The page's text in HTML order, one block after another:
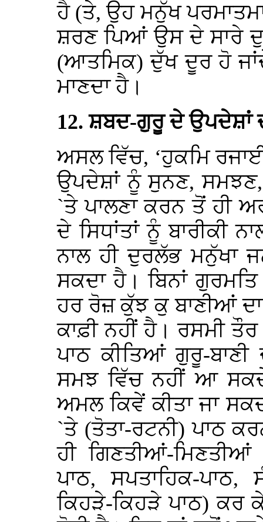
ਹੈ (ਤੇ, ਉਹ ਮਨੁੱਖ
ਸ਼ਰਣ ਪਿਆਂ ਉਸ ਦੇ ਸਾਰੇ
(ਆਤਮਿਕ) ਦੁੱਖ ਦੂਰ ਹੋ
ਮਾਣਦਾ ਹੈ।
12. ਸ਼ਬਦ-ਗੁਰੂ ਦੇ ਉਪਦੇਸ਼ਾਂ
ਅਸਲ ਵਿੱਚ, ‘ਹੁਕਮਿ
ਉਪਦੇਸ਼ਾਂ ਨੂੰ ਸੁਨਣ,
`ਤੇ ਪਾਲਣਾ ਕਰਨ ਤੋਂ ਹੀ
ਦੇ ਸਿਧਾਂਤਾਂ ਨੂੰ ਬਾਰੀਕੀ
ਨਾਲ ਹੀ ਦੁਰਲੱਭ ਮਨੁੱਖਾ
ਸਕਦਾ ਹੈ। ਬਿਨਾਂ
ਹਰ ਰੋਜ਼ ਕੁੱਝ ਕੁ ਬਾਣੀਆਂ
ਕਾਫ਼ੀ ਨਹੀਂ ਹੈ। ਰਸਮੀ
ਪਾਠ ਕੀਤਿਆਂ ਗੁਰੂ-
ਸਮਝ ਵਿੱਚ ਨਹੀਂ ਆ
ਅਮਲ ਕਿਵੇਂ ਕੀਤਾ ਜਾ
`ਤੇ (ਤੋਤਾ-ਰਟਨੀ) ਪਾਠ
ਹੀ ਗਿਣਤੀਆਂ-
ਪਾਠ, ਸਪਤਾਹਿਕ-
ਕਿਹੜੇ-ਕਿਹੜੇ ਪਾਠ)